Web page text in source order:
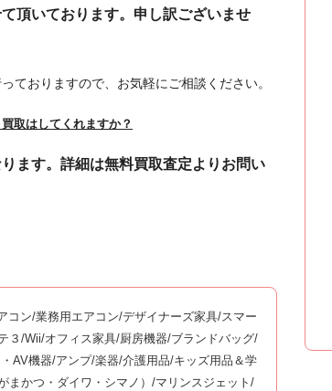
頂いております。申し訳ございませ
ておりますので、お気軽にご相談ください。
取はしてくれますか？
ます。詳細は無料買取査定よりお問い
コン/業務用エアコン/デザイナーズ家具/スマー
３/Wii/オフィス家具/厨房機器/ブランドバッグ/
AV機器/アンプ/楽器/介護用品/キッズ用品＆学
まかつ・ダイワ・シマノ）/マリンスジェット/